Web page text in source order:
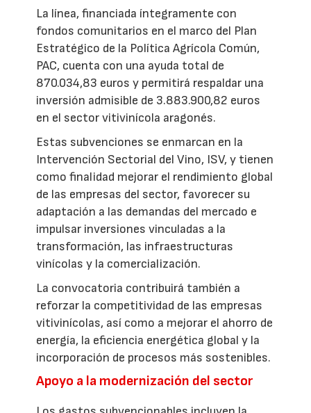
La línea, financiada íntegramente con
fondos comunitarios en el marco del Plan
Estratégico de la Política Agrícola Común,
PAC, cuenta con una ayuda total de
870.034,83 euros y permitirá respaldar una
inversión admisible de 3.883.900,82 euros
en el sector vitivinícola aragonés.
Estas subvenciones se enmarcan en la
Intervención Sectorial del Vino, ISV, y tienen
como finalidad mejorar el rendimiento global
de las empresas del sector, favorecer su
adaptación a las demandas del mercado e
impulsar inversiones vinculadas a la
transformación, las infraestructuras
vinícolas y la comercialización.
La convocatoria contribuirá también a
reforzar la competitividad de las empresas
vitivinícolas, así como a mejorar el ahorro de
energía, la eficiencia energética global y la
incorporación de procesos más sostenibles.
Apoyo a la modernización del sector